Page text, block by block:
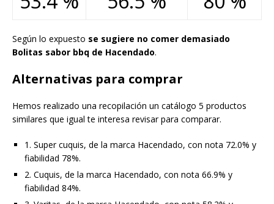
Según lo expuesto se sugiere no comer demasiado
Bolitas sabor bbq de Hacendado.
Alternativas para comprar
Hemos realizado una recopilación un catálogo 5 productos
similares que igual te interesa revisar para comparar.
1. Super cuquis, de la marca Hacendado, con nota 72.0% y
fiabilidad 78%.
2. Cuquis, de la marca Hacendado, con nota 66.9% y
fiabilidad 84%.